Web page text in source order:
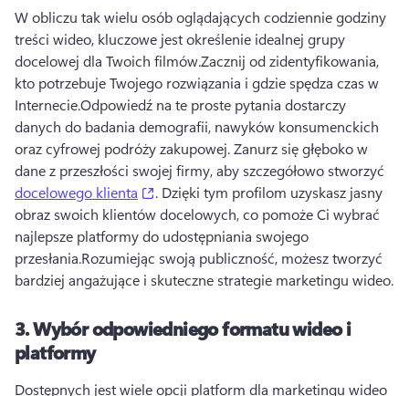
W obliczu tak wielu osób oglądających codziennie godziny
treści wideo, kluczowe jest określenie idealnej grupy
docelowej dla Twoich filmów.Zacznij od zidentyfikowania,
kto potrzebuje Twojego rozwiązania i gdzie spędza czas w
Internecie.Odpowiedź na te proste pytania dostarczy
danych do badania demografii, nawyków konsumenckich
oraz cyfrowej podróży zakupowej. Zanurz się głęboko w
dane z przeszłości swojej firmy, aby szczegółowo stworzyć
docelowego klienta
(opens in a new tab)
. Dzięki tym profilom uzyskasz jasny
obraz swoich klientów docelowych, co pomoże Ci wybrać
najlepsze platformy do udostępniania swojego
przesłania.Rozumiejąc swoją publiczność, możesz tworzyć
bardziej angażujące i skuteczne strategie marketingu wideo.
3.Wybór odpowiedniego formatu wideo i
platformy
Dostępnych jest wiele opcji platform dla marketingu wideo